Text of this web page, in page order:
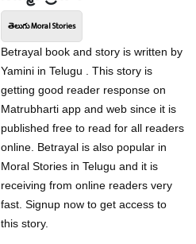
తెలుగు Moral Stories
Betrayal book and story is written by
Yamini in Telugu . This story is
getting good reader response on
Matrubharti app and web since it is
published free to read for all readers
online. Betrayal is also popular in
Moral Stories in Telugu and it is
receiving from online readers very
fast. Signup now to get access to
this story.